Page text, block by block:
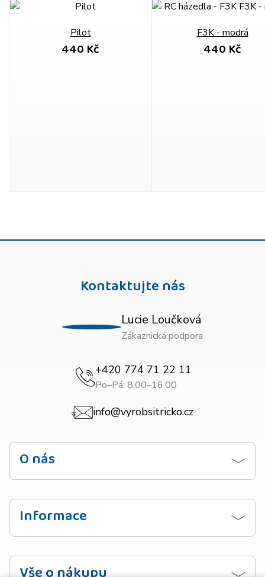
Pilot
440 Kč
F3K - modrá
440 Kč
Kontaktujte nás
Lucie Loučková
Zákaznická podpora
+420 774 71 22 11
Po–Pá: 8.00–16.00
info@vyrobsitricko.cz
O nás
Kontaktujte nás
Zásady ochrany osobních údajů
Informace
Návod na praní